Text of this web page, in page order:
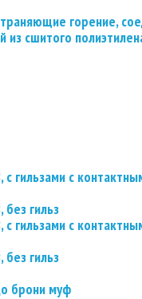
горение,
из сшитого
с гильзами с
гильз
с гильзами с
гильз
брони муф